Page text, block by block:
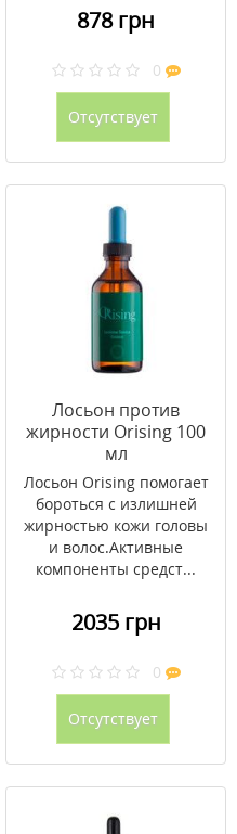
878 грн
0
Отсутствует
Лосьон против
жирности Orising 100
мл
Лосьон Orising помогает
бороться с излишней
жирностью кожи головы
и волос.Активные
компоненты средст...
2035 грн
0
Отсутствует